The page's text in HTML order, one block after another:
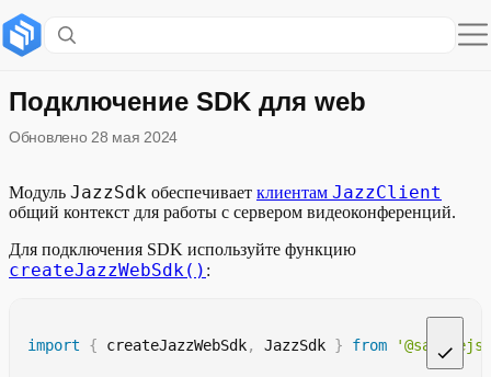
Обработка ошибок подключения
Справка
Методы
Подключение SDK для web
Обновлено 28 мая 2024
Модуль JazzSdk обеспечивает клиентам JazzClient
общий контекст для работы с сервером видеоконференций.
Для подключения SDK используйте функцию
createJazzWebSdk() :
import { createJazzWebSdk, JazzSdk } from